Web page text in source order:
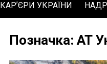
КАРʼЄРИ УКРАЇНИ
Позначка:АТ